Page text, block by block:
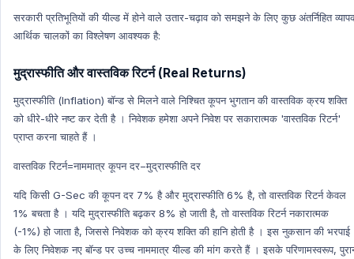
सरकारी प्रतिभूतियों की यील्ड में होने वाले उतार-चढ़ाव को समझने के लिए कुछ अंतर्निहित
आर्थिक चालकों का विश्लेषण आवश्यक है:
मुद्रास्फीति और वास्तविक रिटर्न (Real Returns)
मुद्रास्फीति (Inflation) बॉन्ड से मिलने वाले निश्चित कूपन भुगतान की वास्तविक क्रय शक्ति
को धीरे-धीरे नष्ट कर देती है । निवेशक हमेशा अपने निवेश पर सकारात्मक 'वास्तविक रिटर्न'
प्राप्त करना चाहते हैं ।
वास्तविक रिटर्न=नाममात्र कूपन दर−मुद्रास्फीति दर
यदि किसी G-Sec की कूपन दर 7% है और मुद्रास्फीति 6% है, तो वास्तविक रिटर्न केवल
1% बचता है । यदि मुद्रास्फीति बढ़कर 8% हो जाती है, तो वास्तविक रिटर्न नकारात्मक
(-1%) हो जाता है, जिससे निवेशक को क्रय शक्ति की हानि होती है । इस नुकसान की भरपाई
के लिए निवेशक नए बॉन्ड पर उच्च नाममात्र यील्ड की मांग करते हैं । इसके परिणामस्वरूप,